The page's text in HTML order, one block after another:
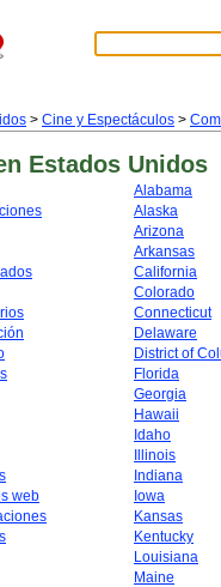
> Cine y Espectáculos >
Estados Unidos
web
Alabama
Alaska
Arizona
Arkansas
California
Colorado
Connecticut
Delaware
District of
Florida
Georgia
Hawaii
Idaho
Illinois
Indiana
Iowa
Kansas
Kentucky
Louisiana
Maine